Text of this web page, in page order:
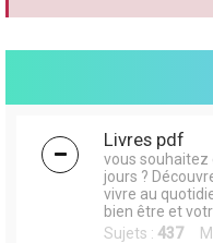
Livres pdf
vous souhaitez
jours ?
vivre au
bien être et
Sujets : 437